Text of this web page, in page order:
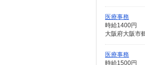
医療事務
時給1400円
大阪府大阪市
医療事務
時給1500円